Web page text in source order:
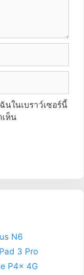
นในเบราว์เซอร์นี้
ห็น
N6
3 Pro
P4x 4G